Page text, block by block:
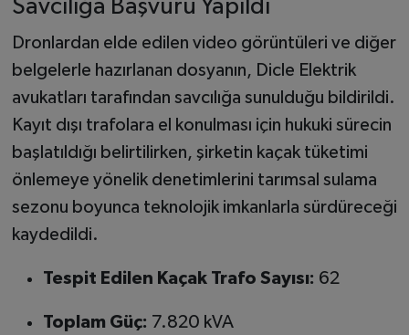
Savcılığa Başvuru Yapıldı
Dronlardan elde edilen video görüntüleri ve diğer
belgelerle hazırlanan dosyanın, Dicle Elektrik
avukatları tarafından savcılığa sunulduğu bildirildi.
Kayıt dışı trafolara el konulması için hukuki sürecin
başlatıldığı belirtilirken, şirketin kaçak tüketimi
önlemeye yönelik denetimlerini tarımsal sulama
sezonu boyunca teknolojik imkanlarla sürdüreceği
kaydedildi.
Tespit Edilen Kaçak Trafo Sayısı: 62
Toplam Güç: 7.820 kVA